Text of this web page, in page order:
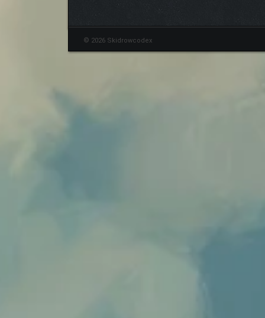
© 2026 Skidrowcodex